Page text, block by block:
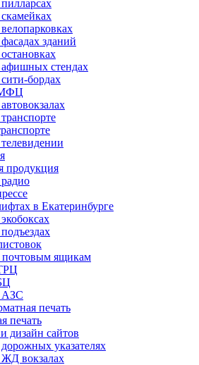
зданий
афишных стендах
бордах
МФЦ
продукция
в Екатеринбурге
почтовым ящикам
АЗС
печать
печать
дизайн сайтов
указателях
вокзалах